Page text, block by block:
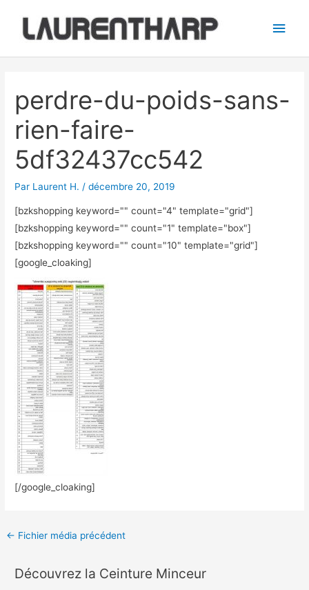
contenu
perdre-du-poids-sans-
rien-faire-
5df32437cc542
Par Laurent H. /décembre 20, 2019
[bzkshopping keyword="" count="4" template="grid"]
[bzkshopping keyword="" count="1" template="box"]
[bzkshopping keyword="" count="10" template="grid"]
[google_cloaking]
[/google_cloaking]
articles
← Fichier média précédent
Découvrez la Ceinture Minceur